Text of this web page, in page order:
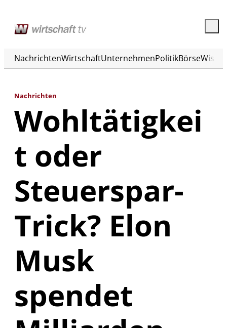
NachrichtenWirtschaftUnternehmenPolitikBörse
Nachrichten
Wohltätigkei
t oder
Steuerspar-
Trick? Elon
Musk
spendet